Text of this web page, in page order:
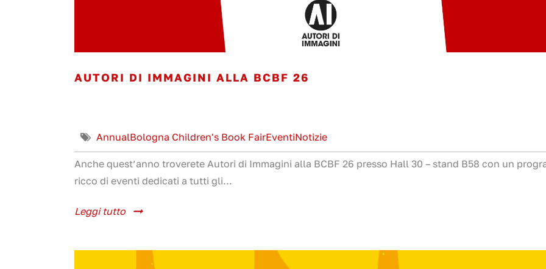
AUTORI DI IMMAGINI ALLA BCBF 26
AnnualBologna Children's Book FairEventiNotizie
Anche quest’anno troverete Autori di Immagini alla BCBF 26 presso Hall 30 – stand B58 con un
ricco di eventi dedicati a tutti gli...
Leggi tutto